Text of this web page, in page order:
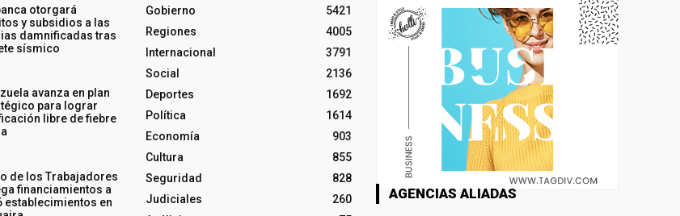
otorgará
y subsidios a las
damnificadas tras
sísmico
avanza en plan
para lograr
libre de fiebre
de los Trabajadores
financiamientos a
establecimientos en
Gobierno
5421
Regiones
4005
Internacional
3791
Social
2136
Deportes
1692
Política
1614
Economía
903
Cultura
855
Seguridad
828
Judiciales
260
AGENCIAS ALIADAS